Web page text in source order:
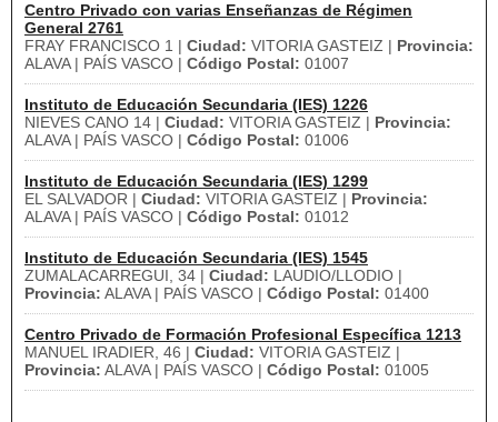
Centro Privado con varias Enseñanzas de Régimen
General 2761
FRAY FRANCISCO 1 | Ciudad: VITORIA GASTEIZ | Provincia:
ALAVA | PAÍS VASCO | Código Postal: 01007
Instituto de Educación Secundaria (IES) 1226
NIEVES CANO 14 | Ciudad: VITORIA GASTEIZ | Provincia:
ALAVA | PAÍS VASCO | Código Postal: 01006
Instituto de Educación Secundaria (IES) 1299
EL SALVADOR | Ciudad: VITORIA GASTEIZ | Provincia:
ALAVA | PAÍS VASCO | Código Postal: 01012
Instituto de Educación Secundaria (IES) 1545
ZUMALACARREGUI, 34 | Ciudad: LAUDIO/LLODIO |
Provincia: ALAVA | PAÍS VASCO | Código Postal: 01400
Centro Privado de Formación Profesional Específica 1213
MANUEL IRADIER, 46 | Ciudad: VITORIA GASTEIZ |
Provincia: ALAVA | PAÍS VASCO | Código Postal: 01005